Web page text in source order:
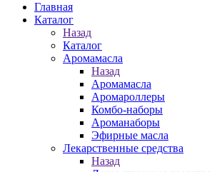
Главная
Каталог
Назад
Каталог
Аромамасла
Назад
Аромамасла
Аромароллеры
Комбо-наборы
Ароманаборы
Эфирные масла
Лекарственные средства
Назад